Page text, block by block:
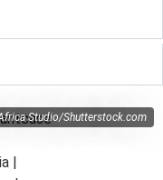
Studio/Shutterstock.com